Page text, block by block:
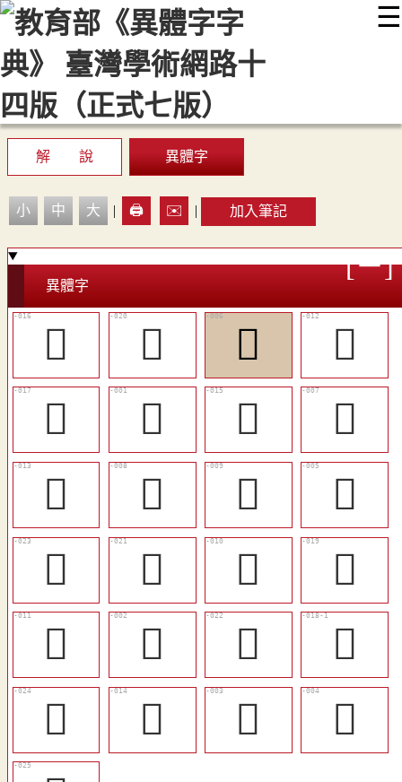
☰
::: 最新消息 常見問題 編輯說明
顯示模式
解 說 異體字
小 中 大 | 🖨️ ✉️ | 加入筆記
異體字
󱰈 󱰌 󱯾
󱰄
󱰉
𠆌 󱰇
󱯿
󱰅
󱰀 󱰁
󱯽
󱰏
󱰍 󱰂
󱰋
󱰃
𠭻 󱰎
󱰊
󱰐
󱰆 𦤘
󱯼